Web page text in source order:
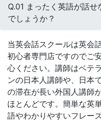
Q.01 まったく英語が話
でしょうか？
当英会話スクールは英会
初心者専門店ですのでご
心ください。講師はベテラ
ンの日本人講師や、日本
の滞在が長い外国人講師
ほとんどです。簡単な英
語やわかりやすいフレー